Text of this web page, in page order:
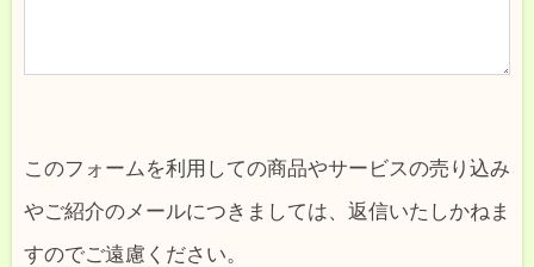
このフォームを利用しての商品やサービスの売り込み
やご紹介のメールにつきましては、返信いたしかねま
すのでご遠慮ください。